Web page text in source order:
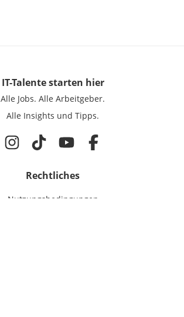
IT-Talentestarten hier
Alle Jobs. Alle Arbeitgeber.
Alle Insights und Tipps.
Rechtliches
Nutzungsbedingungen